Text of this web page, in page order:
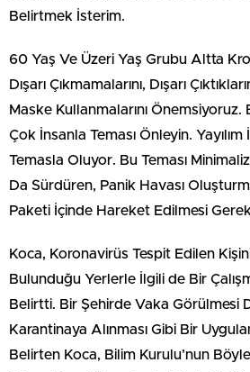
Belirtmek İsterim.
60 Yaş Ve Üzeri Yaş Grubu Altta
Dışarı Çıkmamalarını, Dışarı
Maske Kullanmalarını
Çok İnsanla Teması Önleyin.
Temasla Oluyor. Bu Teması
Da Sürdüren, Panik Havası
Paketi İçinde Hareket Edilmesi
Koca, Koronavirüs Tespit Edilen
Bulunduğu Yerlerle İlgili de Bir
Belirtti. Bir Şehirde Vaka Görülmesi
Karantinaya Alınması Gibi Bir
Belirten Koca, Bilim Kurulu’nun